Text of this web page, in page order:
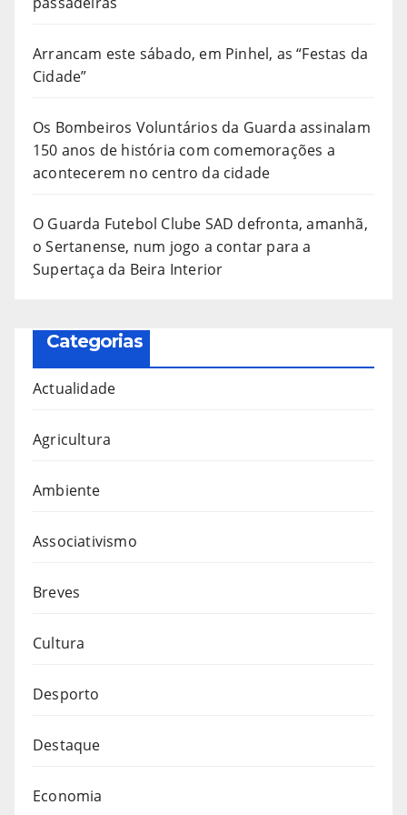
Arrancam este sábado, em Pinhel, as “Festas da
Cidade”
Os Bombeiros Voluntários da Guarda assinalam
150 anos de história com comemorações a
acontecerem no centro da cidade
O Guarda Futebol Clube SAD defronta, amanhã,
o Sertanense, num jogo a contar para a
Supertaça da Beira Interior
Categorias
Actualidade
Agricultura
Ambiente
Associativismo
Breves
Cultura
Desporto
Destaque
Economia